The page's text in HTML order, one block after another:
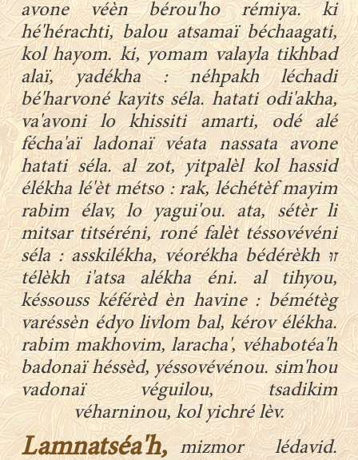
avone véèn bérou'ho rémiya. ki
hé'hérachti, balou atsamaï béchaagati,
kol hayom. ki, yomam valayla tikhbad
alaï, yadékha : néhpakh léchadi
bé'harvoné kayits séla. hatati odi'akha,
va'avoni lo khissiti amarti, odé alé
fécha'aï ladonaï véata nassata avone
hatati séla. al zot, yitpalèl kol hassid
élékha lé'èt métso : rak, léchétèf mayim
rabim élav, lo yagui'ou. ata, sétèr li
mitsar titséréni, roné falèt téssovévéni
séla : asskilékha, véorékha bédérèkh זוּ
télèkh i'atsa alékha éni. al tihyou,
késsouss kéférèd èn havine : bémétèg
varéssèn édyo livlom bal, kérov élékha.
rabim makhovim, laracha', véhabotéa'h
badonaï héssèd, yéssovévénou. sim'hou
vadonaï véguilou, tsadikim
véharninou, kol yichré lèv.
Lamnatséa'h,
mizmor lédavid.